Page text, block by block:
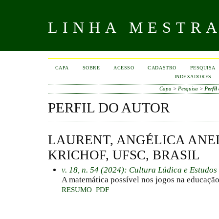
LINHA
CAPA SOBRE ACESSO CADASTRO
PESQUISA
INDEXADORES
Capa > Pesquisa > Perfil
PERFIL DO AUTOR
LAURENT, ANGÉLICA
KRICHOF, UFSC, BRASIL
v. 18, n. 54 (2024): Cultura Lúdica e
A matemática possível nos jogos na
RESUMO PDF